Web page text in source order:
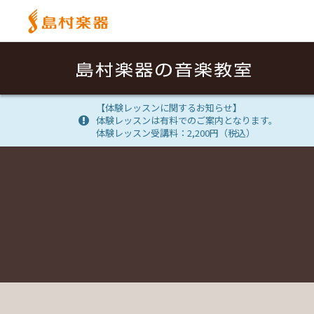
【体験レッスンに関するお知らせ】
体験レッスンは有料でのご案内となります。
体験レッスン受講料：2,200円（税込）